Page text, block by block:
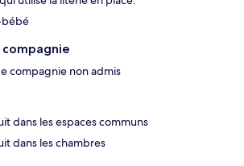
bébé
compagnie non admis
dans les espaces communs
dans les chambres